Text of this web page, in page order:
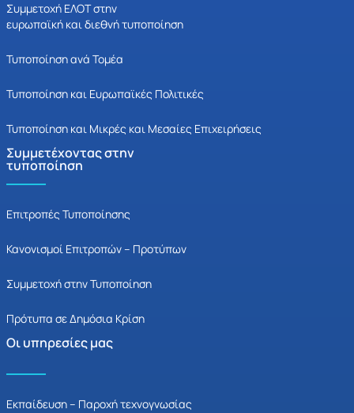
Συμμετοχή ΕΛΟΤ στην
ευρωπαϊκή και διεθνή τυποποίηση
Τυποποίηση ανά Τομέα
Τυποποίηση και Ευρωπαϊκές Πολιτικές
Τυποποίηση και Μικρές και Μεσαίες Επιχειρήσεις
Συμμετέχοντας στην
τυποποίηση
Επιτροπές Τυποποίησης
Κανονισμοί Επιτροπών – Προτύπων
Συμμετοχή στην Τυποποίηση
Πρότυπα σε Δημόσια Κρίση
Οι υπηρεσίες μας
Εκπαίδευση – Παροχή τεχνογνωσίας